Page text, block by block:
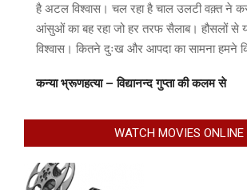
है अटल विश्वास। चल रहा है चाल उलटी वक़्त ने
आंसुओं का बह रहा जो हर तरफ सैलाब। हौसलों से
विश्वास। कितने दुःख और आपदा का सामना हमने
कन्या भ्रूणहत्या – विद्यानन्द गुप्ता की कलम से
WATCH MOVIES ONLINE